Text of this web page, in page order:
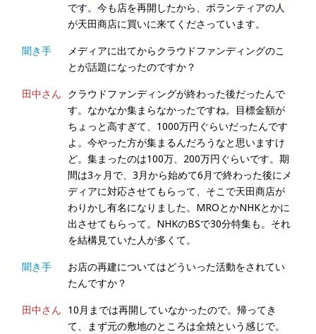
です。今も店を再開したから、ボランティアの人
が天田商店に買いに来てくださっています。
聞き手
メディアに出てからクラウドファンディングのこ
とが話題になったのですか？
田中さん クラウドファンディングが終わった後だったんで
す。なかなか集まらなかったですね。目標金額が
ちょっと高すぎて、1000万円ぐらいだったんです
よ。今やった方が集まるんだろうなと思いますけ
ど。集まったのは100万、200万円ぐらいです。期
間は3ヶ月で、3月から始めて6月で終わった後にメ
ディアに対応させてもらって、そこで天田商店が
わりかし有名になりました。MROとかNHKとかに
出させてもらって。NHKのBSで30分特集も。それ
を結構見ていた人が多くて。
聞き手
お店の再建についてはどういった活動をされてい
たんですか？
田中さん 10月までは再開していなかったので。帰ってき
て、まず元の敷地のところは全焼という感じで。